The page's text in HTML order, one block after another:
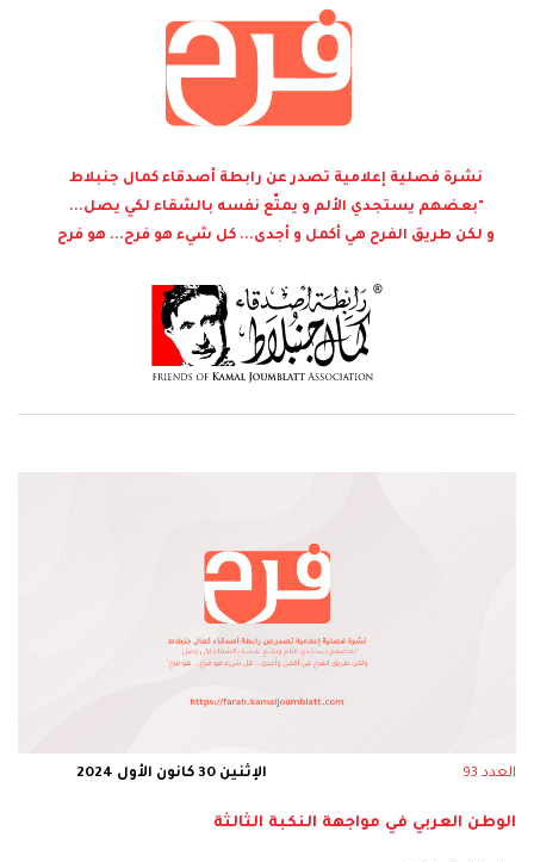
نشرة فصلية إعلامية تصدر عن رابطة أصدقاء كمال جنبلاط
"بعضهم يستجدي الألم و يمتّع نفسه بالشقاء لكي يصل...
و لكن طريق الفرح هي أكمل و أجدى... كل شيء هو فرح... هو فرح
العدد 93 الإثنين 30 كانون الأول 2024
الوطن العربي في مواجهة النكبة الثالثة